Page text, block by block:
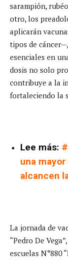
sarampión,
otro, los
aplicarán
tipos de
esenciales en
dosis no solo
contribuye a la
fortaleciendo la
Lee más:
una
alcancen
La jornada de
“Pedro De
escuelas N°880